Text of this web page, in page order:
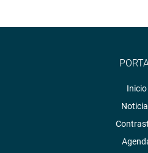
Inicio